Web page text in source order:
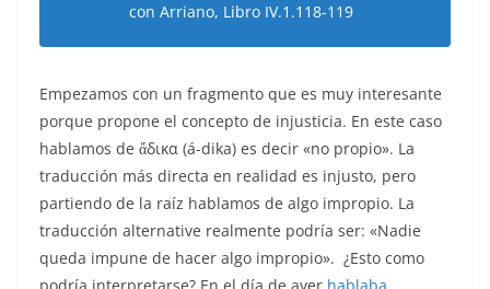
con Arriano, Libro IV.1.118-119
Empezamos con un fragmento que es muy interesante
porque propone el concepto de injusticia. En este caso
hablamos de ἄδικα (á-dika) es decir «no propio». La
traducción más directa en realidad es injusto, pero
partiendo de la raíz hablamos de algo impropio. La
traducción alternative realmente podría ser: «Nadie
queda impune de hacer algo impropio». ¿Esto como